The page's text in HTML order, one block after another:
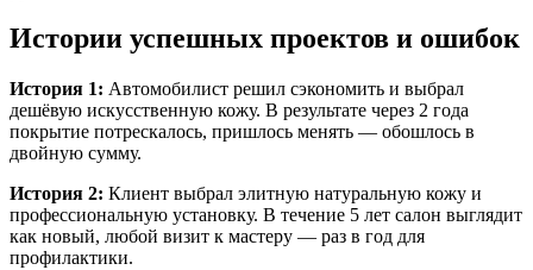
Истории успешных проектов и ошибок
История 1: Автомобилист решил сэкономить и выбрал
дешёвую искусственную кожу. В результате через 2 года
покрытие потрескалось, пришлось менять — обошлось в
двойную сумму.
История 2: Клиент выбрал элитную натуральную кожу и
профессиональную установку. В течение 5 лет салон выглядит
как новый, любой визит к мастеру — раз в год для
профилактики.